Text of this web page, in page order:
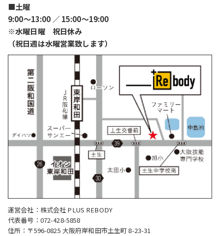
■土曜
9:00〜13:00 ／ 15:00〜19:00
※水曜日曜 祝日休み
（祝日週は水曜営業致します）
運営会社：株式会社 PLUS REBODY
代表番号：072-428-5858
住所：〒596-0825 大阪府岸和田市土生町 8-23-31